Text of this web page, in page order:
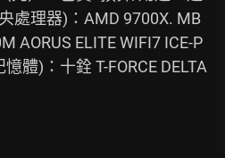
處理器)：AMD 9700X. MB
AORUS ELITE WIFI7 ICE-P
體)：十銓 T-FORCE DELTA